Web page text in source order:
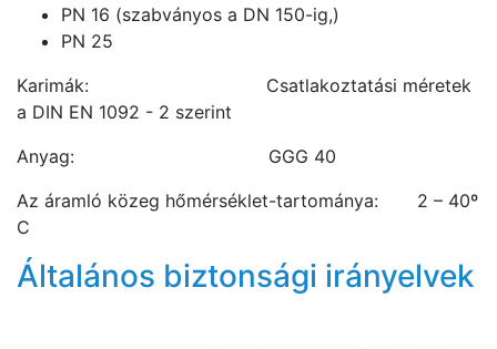
PN 16 (szabványos a DN 150-ig,)
PN 25
Karimák: Csatlakoztatási méretek
a DIN EN 1092 - 2 szerint
Anyag: GGG 40
Az áramló közeg hőmérséklet-tartománya: 2 – 40º
C
Általános biztonsági irányelvek